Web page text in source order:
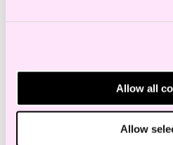
Allow all
Allow